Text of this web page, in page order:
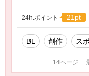
24h.ポイント 21pt
BL 創作 ス
14ページ